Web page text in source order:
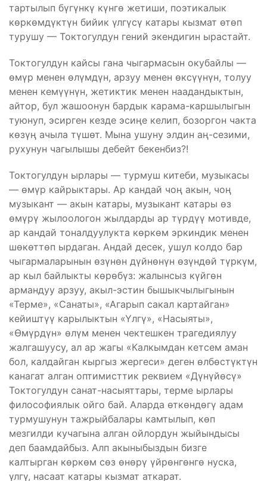
тартылып бүгүнкү күнгө жетиши, поэтикалык
көркөмдүктүн бийик үлгүсү катары кызмат өтөп
турушу — Токтогулдун гений экендигин ырастайт.
Токтогулдун кайсы гана чыгармасын окубайлы —
өмүр менен өлүмдүн, арзуу менен өксүүнүн, толуу
менен кемүүнүн, жетиктик менен наадандыктын,
айтор, бул жашоонун бардык карама-каршылыгын
туюнуп, эсирген кезде эсиңе келип, бозоргон чакта
көзүң ачыла түшөт. Мына ушуну элдин аң-сезими,
рухунун чагылышы дебейт бекенбиз?!
Токтогулдун ырлары — турмуш китеби, музыкасы
— өмүр кайрыктары. Ар кандай чоң акын, чоң
музыкант — акын катары, музыкант катары өз
өмүрү жылоологон жылдарды ар түрдүү мотивде,
ар кандай тоналдуулукта көркөм эркиндик менен
шөкөттөп ырдаган. Андай десек, ушул колдо бар
чыгармаларынын өзүнөн дүйнөнүн өзүндөй түркүм,
ар кыл байлыкты көрөбүз: жалынсыз күйгөн
армандуу арзуу, акыл-эстин бышыкчылыгынын
«Терме», «Санаты», «Агарып сакал картайган»
кейиштүү карылыктын «Үлгү», «Насыяты»,
«Өмүрдүн» өлүм менен чектешкен трагедиялуу
жалгашуусу, ал ар жагы «Калкымдан кетсем аман
бол, калдайган кыргыз жергеси» деген өлбөстүктүн
канагат алган оптимисттик реквием «Дүнүйөсү»
Токтогулдун санат-насыяттары, терме ырлары
философиялык ойго бай. Аларда өткөндөгү адам
турмушунун тажрыйбалары камтылып, көп
мезгилди кучагына алган ойлордун жыйындысы
деп баамдайбыз. Алп акыныбыздын бизге
калтырган көркөм сөз өнөрү үйрөнгөнгө нуска,
үлгү, насаат катары кызмат аткарат.